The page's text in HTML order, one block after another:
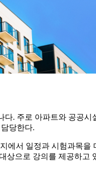
. 주로 아파트와 공공
당한다.
에서 일정과 시험과목
상으로 강의를 제공하고